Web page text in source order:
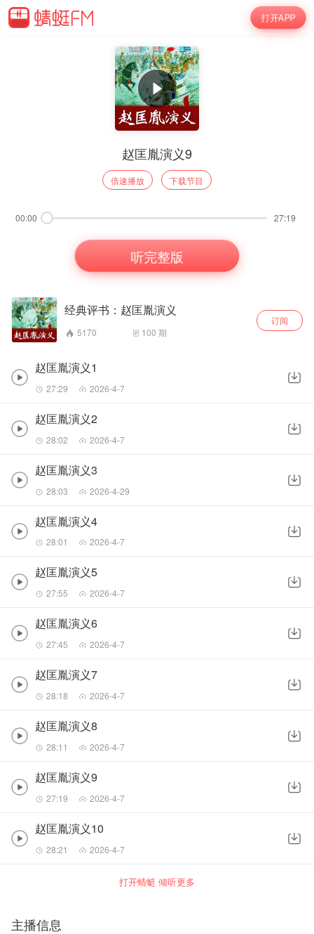
打开APP
赵匡胤演义9
倍速播放 下载节目
00:00 27:19
听完整版
经典评书：赵匡胤演义
5170 100 期
订阅
赵匡胤演义1
27:29 2026-4-7
赵匡胤演义2
28:02 2026-4-7
赵匡胤演义3
28:03 2026-4-29
赵匡胤演义4
28:01 2026-4-7
赵匡胤演义5
27:55 2026-4-7
赵匡胤演义6
27:45 2026-4-7
赵匡胤演义7
28:18 2026-4-7
赵匡胤演义8
28:11 2026-4-7
赵匡胤演义9
27:19 2026-4-7
赵匡胤演义10
28:21 2026-4-7
打开蜻蜓 倾听更多
主播信息